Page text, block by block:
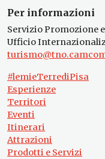
Per informazioni
Servizio Promozione
Ufficio
#lemieTerrediPisa
Esperienze
Territori
Eventi
Itinerari
Attrazioni
Prodotti e Servizi